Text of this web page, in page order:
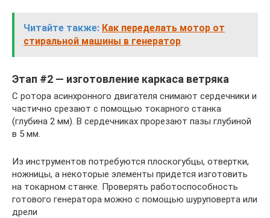
Читайте также: Как переделать мотор от
стиральной машины в генератор
Этап #2 — изготовление каркаса ветряка
С ротора асинхронного двигателя снимают сердечники и
частично срезают с помощью токарного станка
(глубина 2 мм). В сердечниках прорезают пазы глубиной
в 5 мм.
Из инструментов потребуются плоскогубцы, отвертки,
ножницы, а некоторые элементы придется изготовить
на токарном станке. Проверять работоспособность
готового генератора можно с помощью шуруповерта или
дрели